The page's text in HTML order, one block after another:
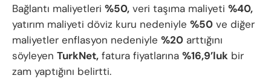
Bağlantı maliyetleri %50, veri taşıma maliyeti %40,
yatırım maliyeti döviz kuru nedeniyle %50 ve diğer
maliyetler enflasyon nedeniyle %20 arttığını
söyleyen TurkNet, fatura fiyatlarına %16,9’luk bir
zam yaptığını belirtti.